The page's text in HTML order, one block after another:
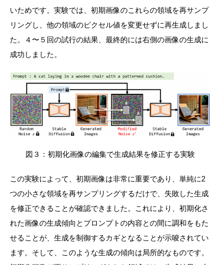
いためです。実験では、初期画像のこれらの領域を再サンプ
リングし、他の領域のピクセル値を変更せずに再生成しまし
た。４〜５回の試行の結果、最終的には右側の画像の生成に
成功しました。
図３：初期化画像の編集で生成結果を修正する実験
この実験によって、初期画像は非常に重要であり、単純に2
つの小さな領域を再サンプリングするだけで、失敗した生成
を修正できることが確認できました。これにより、初期化さ
れた画像の生成傾向とプロンプトの内容との間に調和をもた
せることが、生成を制御するカギとなることが示唆されてい
ます。そして、このような生成の傾向は局所的なものです。